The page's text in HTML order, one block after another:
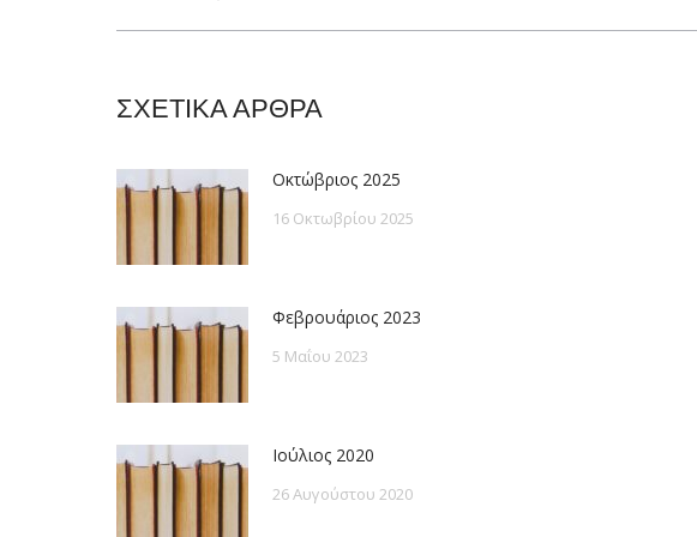
ΣΧΕΤΙΚΑ ΑΡΘΡΑ
Οκτώβριος 2025
16 Οκτωβρίου 2025
Φεβρουάριος 2023
5 Μαΐου 2023
Ιούλιος 2020
26 Αυγούστου 2020